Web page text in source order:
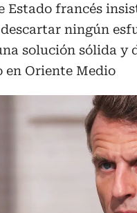
Estado francés
ningún
solución sólida y
en Oriente Medio